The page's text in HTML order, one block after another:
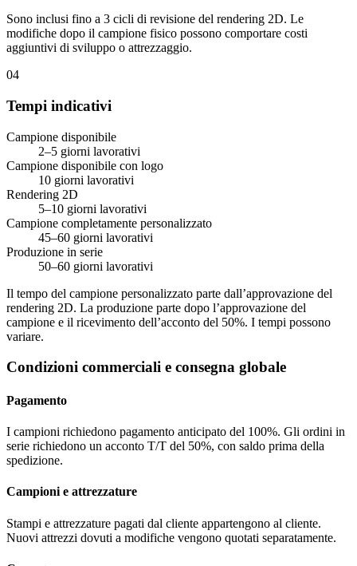
Sono inclusi fino a 3 cicli di revisione del rendering 2D. Le
modifiche dopo il campione fisico possono comportare costi
aggiuntivi di sviluppo o attrezzaggio.
04
Tempi indicativi
Campione disponibile
2–5 giorni lavorativi
Campione disponibile con logo
10 giorni lavorativi
Rendering 2D
5–10 giorni lavorativi
Campione completamente personalizzato
45–60 giorni lavorativi
Produzione in serie
50–60 giorni lavorativi
Il tempo del campione personalizzato parte dall’approvazione del
rendering 2D. La produzione parte dopo l’approvazione del
campione e il ricevimento dell’acconto del 50%. I tempi possono
variare.
Condizioni commerciali e consegna globale
Pagamento
I campioni richiedono pagamento anticipato del 100%. Gli ordini in
serie richiedono un acconto T/T del 50%, con saldo prima della
spedizione.
Campioni e attrezzature
Stampi e attrezzature pagati dal cliente appartengono al cliente.
Nuovi attrezzi dovuti a modifiche vengono quotati separatamente.